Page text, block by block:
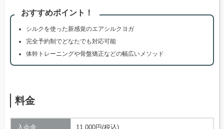
おすすめポイント！
シルクを使った新感覚のエアシルクヨガ
完全予約制でどなたでも対応可能
体幹トレーニングや骨盤矯正などの幅広いメソッド
料金
入会金 11,000円(税込)